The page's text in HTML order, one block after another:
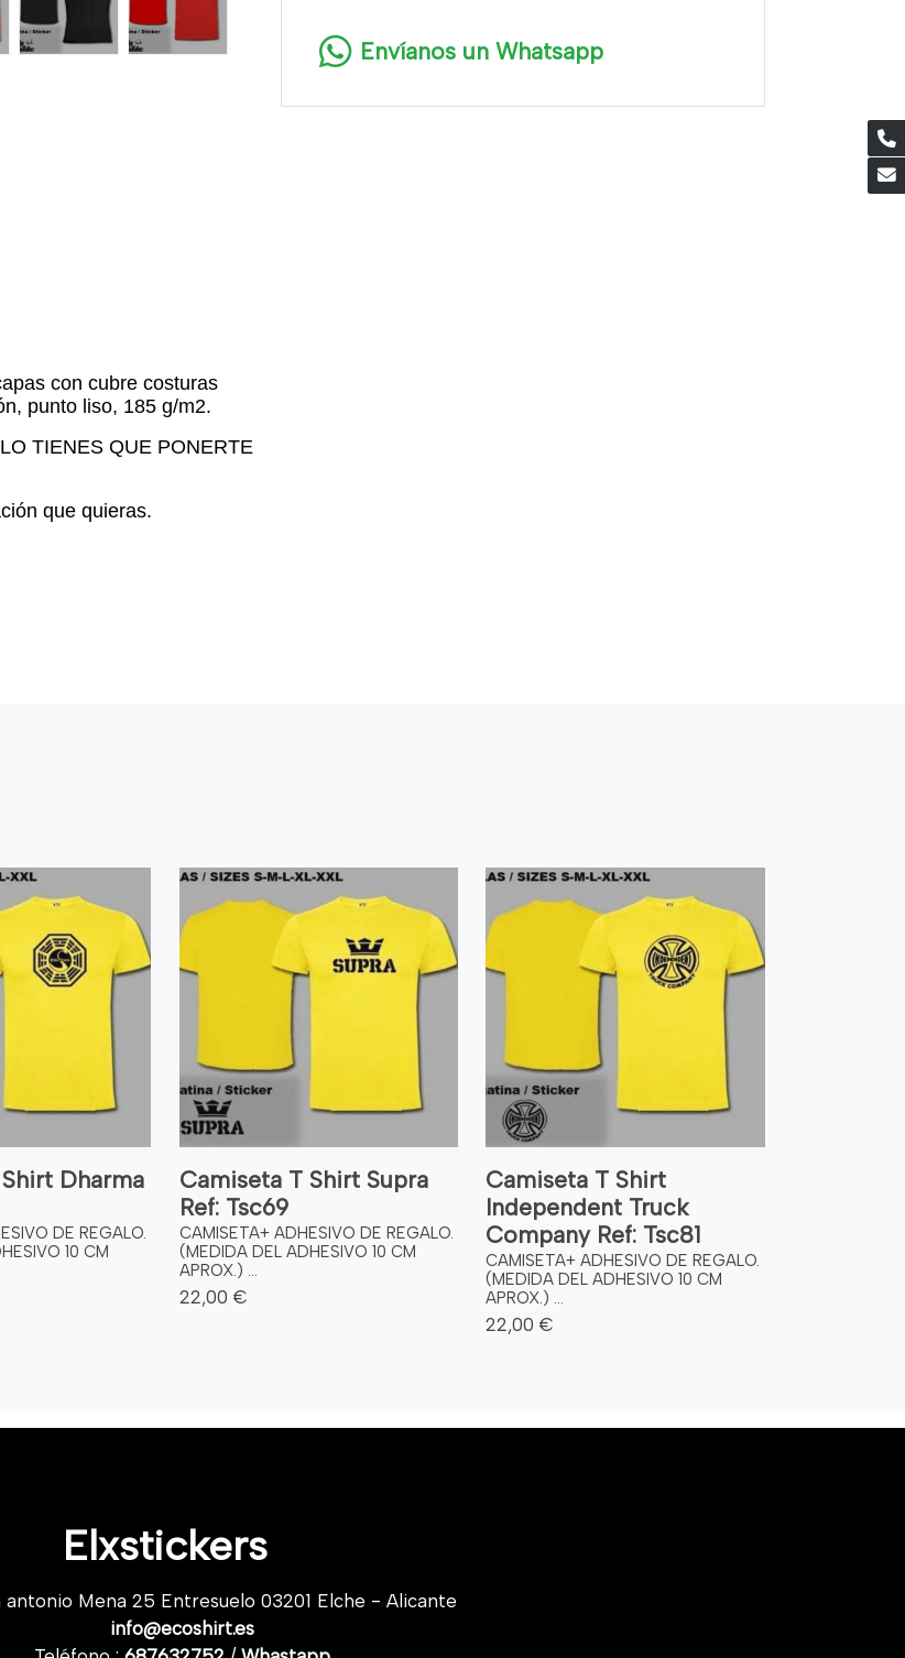
con cubre costuras
punto liso, 185 g/m2.
TIENES QUE PONERTE
que quieras.
Envíanos un Whatsapp
Dharma
DE REGALO.
10 CM
Camiseta T Shirt Supra
Ref: Tsc69
CAMISETA+ ADHESIVO DE REGALO.
(MEDIDA DEL ADHESIVO 10 CM
APROX.) ...
22,00 €
Camiseta T Shirt
Independent Truck
Company Ref: Tsc81
CAMISETA+ ADHESIVO DE REGALO.
(MEDIDA DEL ADHESIVO 10 CM
APROX.) ...
22,00 €
Elxstickers
Mena 25 Entresuelo 03201 Elche - Alicante
info@ecoshirt.es